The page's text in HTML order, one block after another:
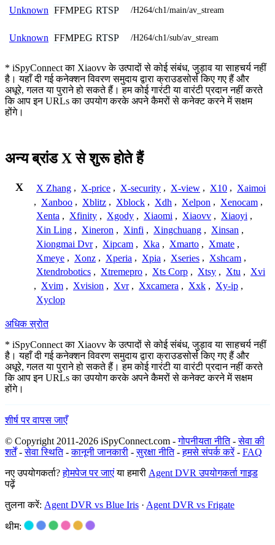
Unknown FFMPEG RTSP /H264/ch1/main/av_stream
Unknown FFMPEG RTSP /H264/ch1/sub/av_stream
* iSpyConnect का Xiaovv के उत्पादों से कोई संबंध, जुड़ाव या साहचर्य नहीं
है। यहाँ दी गई कनेक्शन विवरण समुदाय द्वारा क्राउडसोर्स किए गए हैं और
अधूरे, गलत या पुराने हो सकते हैं। हम कोई गारंटी या वारंटी प्रदान नहीं करते
कि आप इन URLs का उपयोग करके अपने कैमरों से कनेक्ट करने में सक्षम
होंगे।
अन्य ब्रांड X से शुरू होते हैं
X X Zhang , X-price , X-security , X-view , X10 , Xaimoi
, Xanboo , Xblitz , Xblock , Xdh , Xelpon , Xenocam ,
Xenta , Xfinity , Xgody , Xiaomi , Xiaovv , Xiaoyi ,
Xin Ling , Xineron , Xinfi , Xingchuang , Xinsan ,
Xiongmai Dvr , Xipcam , Xka , Xmarto , Xmate ,
Xmeye , Xonz , Xperia , Xpia , Xseries , Xshcam ,
Xtendrobotics , Xtremepro , Xts Corp , Xtsy , Xtu , Xvi
, Xvim , Xvision , Xvr , Xxcamera , Xxk , Xy-ip ,
Xyclop
अधिक स्रोत
* iSpyConnect का Xiaovv के उत्पादों से कोई संबंध, जुड़ाव या साहचर्य नहीं
है। यहाँ दी गई कनेक्शन विवरण समुदाय द्वारा क्राउडसोर्स किए गए हैं और
अधूरे, गलत या पुराने हो सकते हैं। हम कोई गारंटी या वारंटी प्रदान नहीं करते
कि आप इन URLs का उपयोग करके अपने कैमरों से कनेक्ट करने में सक्षम
होंगे।
शीर्ष पर वापस जाएँ
© Copyright 2011-2026 iSpyConnect.com -गोपनीयता नीति-सेवा की
शर्तें-सेवा स्थिति-कानूनी जानकारी -सुरक्षा नीति-हमसे संपर्क करें- FAQ
नए उपयोगकर्ता?होमपेज पर जाएंया हमारी Agent DVR उपयोगकर्ता गाइड
पढ़ें
तुलना करें: Agent DVR vs Blue Iris · Agent DVR vs Frigate
थीम: